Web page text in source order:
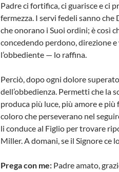
Padre ci fortifica, ci guarisce e ci
fermezza. I servi fedeli sanno
che onorano i Suoi ordini; è così
concedendo perdono, direzione
l’obbediente — lo raffina.
Perciò, dopo ogni dolore
dell’obbedienza. Permetti che la
produca più luce, più amore e
coloro che perseverano nel
li conduce al Figlio per trovare
Miller. A domani, se il Signore ce
Prega con me: Padre amato,